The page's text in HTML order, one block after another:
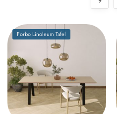
Forbo Linoleum Tafel